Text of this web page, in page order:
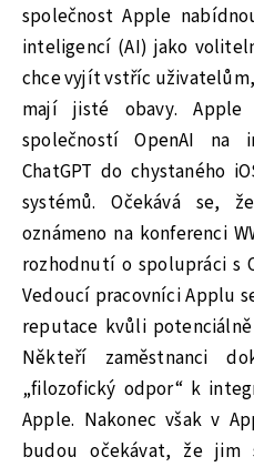
společnost Apple
inteligencí (AI) jako
chce vyjít vstříc
mají jisté obavy. Apple
společností OpenAI na
ChatGPT do chystaného
systémů. Očekává se,
oznámeno na konferenci
rozhodnutí o spolupráci s
Vedoucí pracovníci Applu
reputace kvůli
Někteří zaměstnanci
„filozofický odpor“ k
Apple. Nakonec však v
budou očekávat, že jim